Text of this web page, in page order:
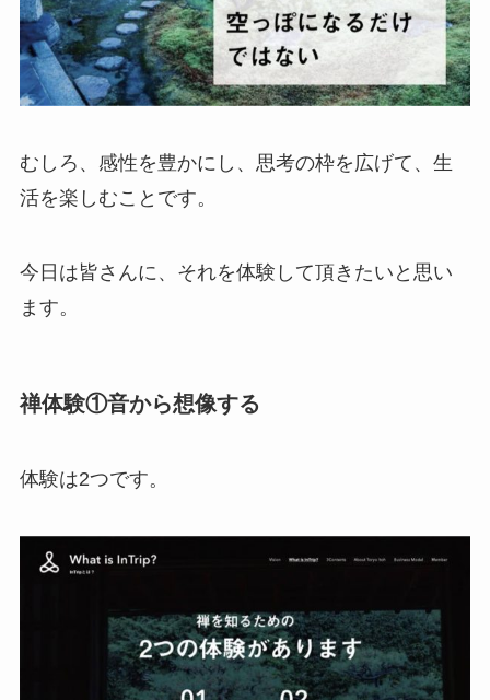
むしろ、感性を豊かにし、思考の枠を広げて、生
活を楽しむことです。
今日は皆さんに、それを体験して頂きたいと思い
ます。
禅体験①音から想像する
体験は2つです。